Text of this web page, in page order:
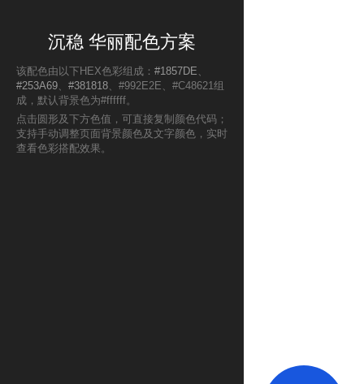
沉稳 华丽配色方案
该配色由以下HEX色彩组成： #1857DE 、
#253A69、 #381818、#992E2E、#C48621组
成，默认背景色为#ffffff。
点击圆形及下方色值，可直接复制颜色代码；
支持手动调整页面背景颜色及文字颜色，实时
查看色彩搭配效果。